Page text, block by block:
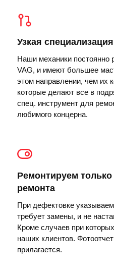
Узкая специализация
Наши механики постоянно
VAG, и имеют большее
этом направлении, чем их
которые делают все в
спец. инструмент для
любимого концерна.
Ремонтируем только
ремонта
При дефектовке
требует замены, и не
Кроме случаев при
наших клиентов.
прилагается.